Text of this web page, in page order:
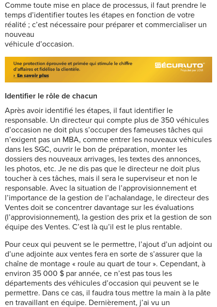
Comme toute mise en place de processus, il faut prendre le
temps d’identifier toutes les étapes en fonction de votre
réalité ; c’est nécessaire pour préparer et commercialiser un
nouveau
véhicule d’occasion.
Identifier le rôle de chacun
Après avoir identifié les étapes, il faut identifier le
responsable. Un directeur qui compte plus de 350 véhicules
d’occasion ne doit plus s’occuper des fameuses tâches qui
n’exigent pas un MBA, comme entrer les nouveaux véhicules
dans les SGC, ouvrir le bon de préparation, monter les
dossiers des nouveaux arrivages, les textes des annonces,
les photos, etc. Je ne dis pas que le directeur ne doit plus
toucher à ces tâches, mais il sera le superviseur et non le
responsable. Avec la situation de l’approvisionnement et
l’importance de la gestion de l’achalandage, le directeur des
Ventes doit se concentrer davantage sur les évaluations
(l’approvisionnement), la gestion des prix et la gestion de son
équipe des Ventes. C’est là qu’il est le plus rentable.
Pour ceux qui peuvent se le permettre, l’ajout d’un adjoint ou
d’une adjointe aux ventes fera en sorte de s’assurer que la
chaîne de montage « roule au quart de tour ». Cependant, à
environ 35 000 $ par année, ce n’est pas tous les
départements des véhicules d’occasion qui peuvent se le
permettre. Dans ce cas, il faudra tous mettre la main à la pâte
en travaillant en équipe. Dernièrement, j’ai vu un